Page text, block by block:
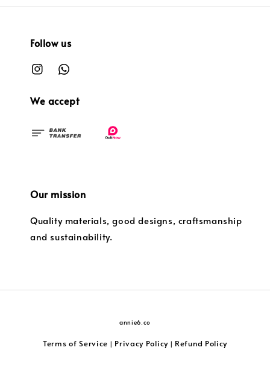
Follow us
We accept
Our mission
Quality materials, good designs, craftsmanship
and sustainability.
annie6.co
Terms of Service | Privacy Policy| Refund Policy